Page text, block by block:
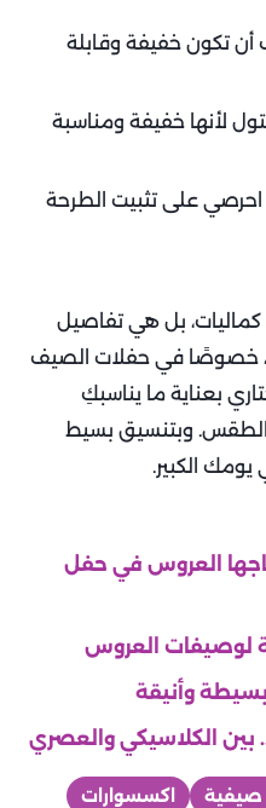
تكون خفيفة وقابلة
لأنها خفيفة ومناسبة
احرصي على تثبيت الطرحة
كماليات، بل هي تفاصيل
خصوصًا في حفلات الصيف
بعناية ما يناسبكِ
وبتنسيق بسيط
الكبير.
العروس في حفل
لوصيفات العروس
وأنيقة
الكلاسيكي والعصري
صيفية
اكسسوارات